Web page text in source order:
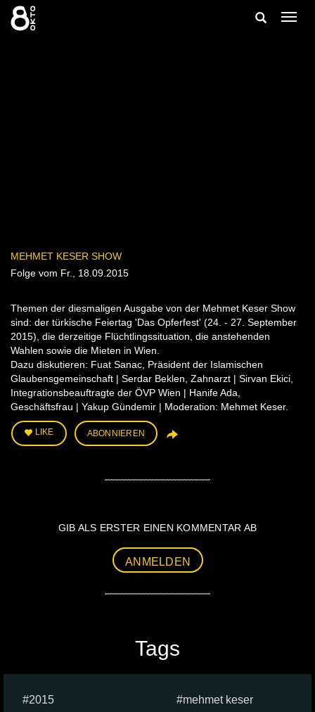
Zum
Inhalt
springen
Suche
MEHMET KESER SHOW
Folge vom Fr., 18.09.2015
Themen der diesmaligen Ausgabe von der Mehmet Keser Show
sind: der türkische Feiertag 'Das Opferfest' (24. - 27. September
2015), die derzeitige Flüchtlingssituation, die anstehenden
Wahlen sowie die Mieten in Wien.
Dazu diskutieren: Fuat Sanac, Präsident der Islamischen
Glaubensgemeinschaft | Serdar Beklen, Zahnarzt | Sirvan Ekici,
Integrationsbeauftragte der ÖVP Wien | Hanife Ada,
Geschäftsfrau | Yakup Gündemir | Moderation: Mehmet Keser.
LIKE ABONNIEREN
GIB ALS ERSTER EINEN KOMMENTAR AB
ANMELDEN
Tags
2015
mehmet keser